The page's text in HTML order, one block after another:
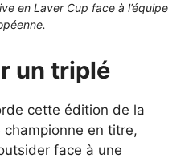
en Laver Cup face à l’équipe
un triplé
cette édition de la
en titre,
face à une